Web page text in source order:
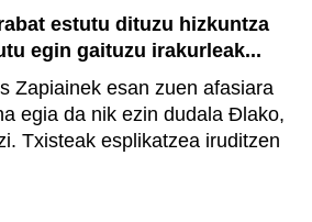
estutu dituzu hizkuntza
egin gaituzu irakurleak...
Zapiainek esan zuen afasiara
egia da nik ezin dudala Ðlako,
Txisteak esplikatzea iruditzen